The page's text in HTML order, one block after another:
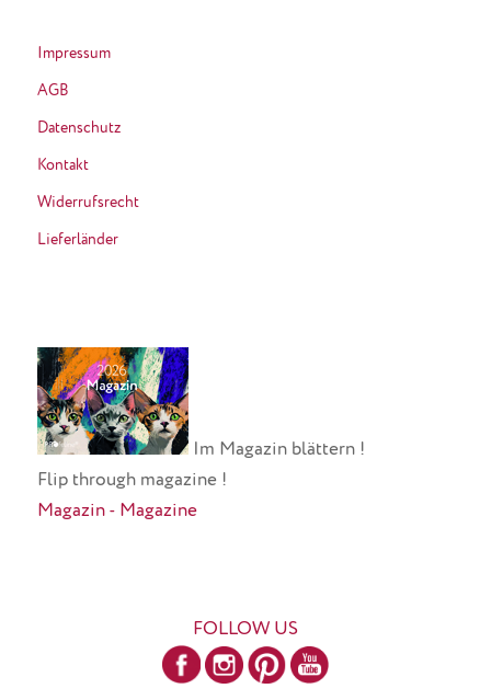
Impressum
AGB
Datenschutz
Kontakt
Widerrufsrecht
Lieferländer
Im Magazin blättern !
Flip through magazine !
Magazin - Magazine
FOLLOW US